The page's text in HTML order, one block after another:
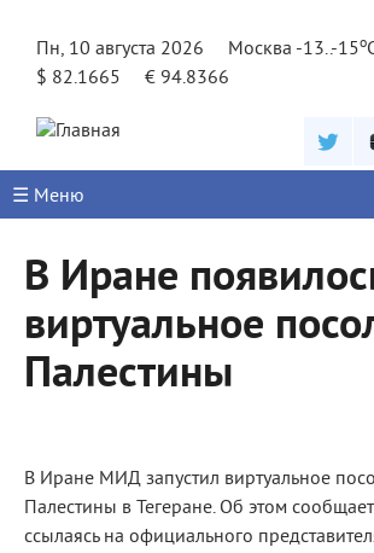
Пн, 10 августа 2026
Москва -13..-15o
$ 82.1665
€ 94.8366
☰ Меню
В Иране
виртуальное
Палестины
В Иране МИД запустил виртуальное
Палестины в Тегеране. Об этом
ссылаясь на официального